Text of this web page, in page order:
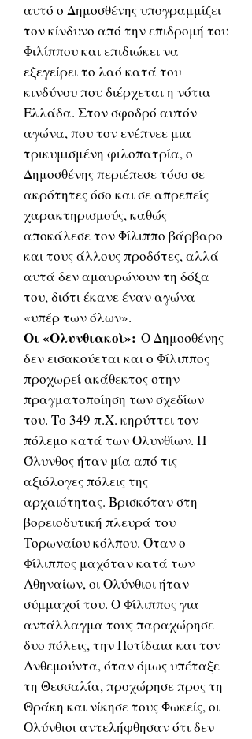
αυτό ο Δημοσθένης υπογραμμίζει
τον κίνδυνο από την επιδρομή του
Φιλίππου και επιδιώκει να
εξεγείρει το λαό κατά του
κινδύνου που διέρχεται η νότια
Ελλάδα. Στον σφοδρό αυτόν
αγώνα, που τον ενέπνεε μια
τρικυμισμένη φιλοπατρία, ο
Δημοσθένης περιέπεσε τόσο σε
ακρότητες όσο και σε απρεπείς
χαρακτηρισμούς, καθώς
αποκάλεσε τον Φίλιππο βάρβαρο
και τους άλλους προδότες, αλλά
αυτά δεν αμαυρώνουν τη δόξα
του, διότι έκανε έναν αγώνα
«υπέρ των όλων».
Οι «Ολυνθιακοὶ»: Ο Δημοσθένης
δεν εισακούεται και ο Φίλιππος
προχωρεί ακάθεκτος στην
πραγματοποίηση των σχεδίων
του. Το 349 π.Χ. κηρύττει τον
πόλεμο κατά των Ολυνθίων. Η
Όλυνθος ήταν μία από τις
αξιόλογες πόλεις της
αρχαιότητας. Βρισκόταν στη
βορειοδυτική πλευρά του
Τορωναίου κόλπου. Όταν ο
Φίλιππος μαχόταν κατά των
Αθηναίων, οι Ολύνθιοι ήταν
σύμμαχοί του. Ο Φίλιππος για
αντάλλαγμα τους παραχώρησε
δυο πόλεις, την Ποτίδαια και τον
Ανθεμούντα, όταν όμως υπέταξε
τη Θεσσαλία, προχώρησε προς τη
Θράκη και νίκησε τους Φωκείς, οι
Ολύνθιοι αντελήφθησαν ότι δεν